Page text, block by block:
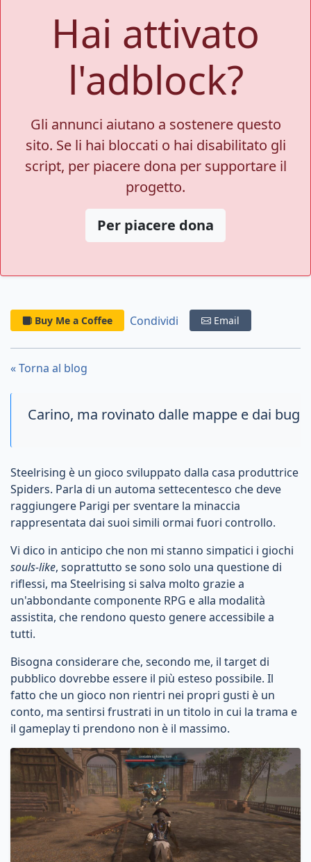
Hai attivato
l'adblock?
Gli annunci aiutano a sostenere questo
sito. Se li hai bloccati o hai disabilitato gli
script, per piacere dona per supportare il
progetto.
Per piacere dona
Buy Me a Coffee Condividi Email
« Torna al blog
Carino, ma rovinato dalle mappe e dai bug
Steelrising è un gioco sviluppato dalla casa produttrice
Spiders. Parla di un automa settecentesco che deve
raggiungere Parigi per sventare la minaccia
rappresentata dai suoi simili ormai fuori controllo.
Vi dico in anticipo che non mi stanno simpatici i giochi
souls-like, soprattutto se sono solo una questione di
riflessi, ma Steelrising si salva molto grazie a
un'abbondante componente RPG e alla modalità
assistita, che rendono questo genere accessibile a
tutti.
Bisogna considerare che, secondo me, il target di
pubblico dovrebbe essere il più esteso possibile. Il
fatto che un gioco non rientri nei propri gusti è un
conto, ma sentirsi frustrati in un titolo in cui la trama e
il gameplay ti prendono non è il massimo.